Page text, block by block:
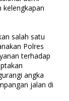
kelengkapan
salah satu
Polres
terhadap
angka
jalan di